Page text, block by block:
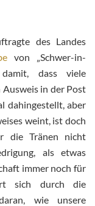
des Landes
von „Schwer-in-
damit, dass viele
in der Post
dahingestellt, aber
weint, ist doch
die Tränen nicht
als etwas
immer noch für
sich durch die
wie unsere